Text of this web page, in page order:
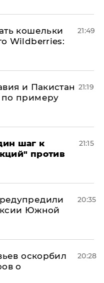
кошельки
Wildberries:
21:49
и Пакистан
по примеру
21:19
шаг к
против
21:15
Южной
20:35
оскорбил
о
20:28